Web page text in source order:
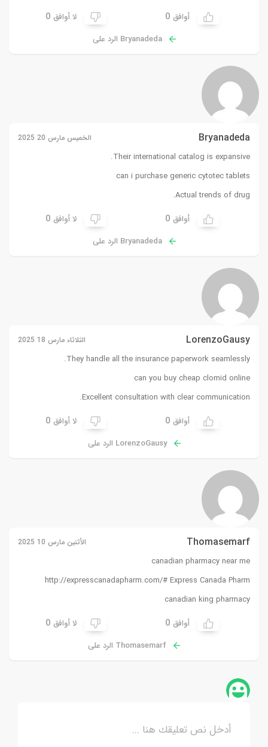
أوافق 0 لا أوافق 0
Bryanadeda الرد على
Bryanadeda الخميس مارس 20 2025
Their international catalog is expansive.
can i purchase generic cytotec tablets
Actual trends of drug.
أوافق 0 لا أوافق 0
Bryanadeda الرد على
LorenzoGausy الثلاثاء مارس 18 2025
They handle all the insurance paperwork seamlessly.
can you buy cheap clomid online
Excellent consultation with clear communication.
أوافق 0 لا أوافق 0
LorenzoGausy الرد على
Thomasemarf الأثنين مارس 10 2025
canadian pharmacy near me
http://expresscanadapharm.com/#Express Canada Pharm
canadian king pharmacy
أوافق 0 لا أوافق 0
Thomasemarf الرد على